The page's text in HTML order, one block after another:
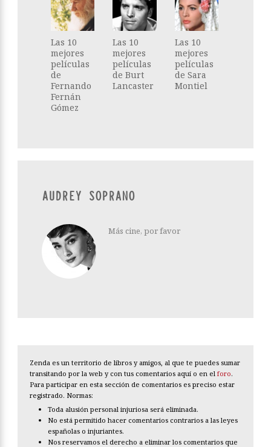
Las 10
mejores
películas
de
Fernando
Fernán
Gómez
Las 10
mejores
películas
de Burt
Lancaster
Las 10
mejores
películas
de Sara
Montiel
AUDREY SOPRANO
Más cine, por favor
Zenda es un territorio de libros y amigos, al que te puedes sumar
transitando por la web y con tus comentarios aquí o en el foro.
Para participar en esta sección de comentarios es preciso estar
registrado. Normas:
Toda alusión personal injuriosa será eliminada.
No está permitido hacer comentarios contrarios a las leyes
españolas o injuriantes.
Nos reservamos el derecho a eliminar los comentarios que